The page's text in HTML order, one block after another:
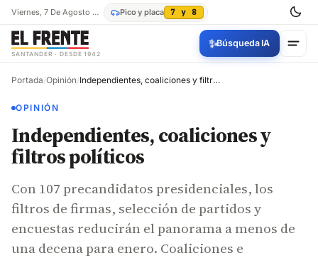
Viernes, 7 De Agosto De 2026 Pico y placa 7 y 8
SANTANDER · DESDE 1942
✨Búsqueda IA
Portada/Opinión/ Independientes, coaliciones y filtros políticos
OPINIÓN
Independientes, coaliciones y
filtros políticos
Con 107 precandidatos presidenciales, los
filtros de firmas, selección de partidos y
encuestas reducirán el panorama a menos de
una decena para enero. Coaliciones e